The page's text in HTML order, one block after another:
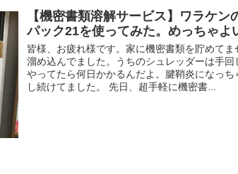
【機密書類溶解サービス】ワラケン
パック21を使ってみた。めっちゃよ
皆様、お疲れ様です。家に機密書類を貯めて
溜め込んでました。うちのシュレッダーは手
やってたら何日かかるんだよ。腱鞘炎になっ
し続けてました。 先日、超手軽に機密書...